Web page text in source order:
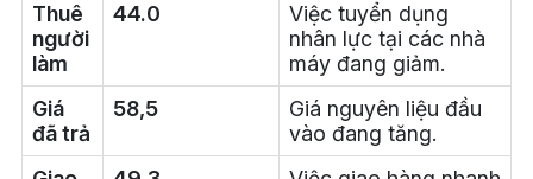
Thuê
người
làm
44.0
Việc tuyển dụng
nhân lực tại các nhà
máy đang giảm.
Giá
đã trả
58,5
Giá nguyên liệu đầu
vào đang tăng.